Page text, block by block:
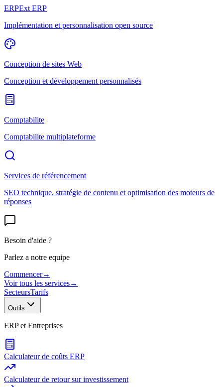
ERPExt ERP
Implémentation et personnalisation open source
Conception de sites Web
Conception et développement personnalisés
Comptabilite
Comptabilite multiplateforme
Services de référencement
SEO technique, stratégie de contenu et optimisation des moteurs de
réponses
Besoin d'aide ?
Parlez a notre equipe
Commencer→
Voir tous les services→
SecteursTarifs
Outils
ERP et Entreprises
Calculateur de coûts ERP
Calculateur de retour sur investissement